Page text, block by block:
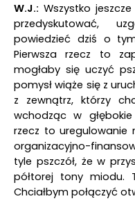
W.J.: Wszystko
przedyskutować,
powiedzieć dziś o
Pierwsza rzecz to
mogłaby się uczyć
pomysł wiąże się z
z zewnątrz, którzy
wchodząc w
rzecz to uregulowanie
organizacyjno-
tyle pszczół, że w
półtorej tony miodu.
Chciałbym połączyć